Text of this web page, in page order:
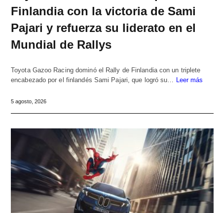
Finlandia con la victoria de Sami
Pajari y refuerza su liderato en el
Mundial de Rallys
Toyota Gazoo Racing dominó el Rally de Finlandia con un triplete
encabezado por el finlandés Sami Pajari, que logró su… Leer más
5 agosto, 2026